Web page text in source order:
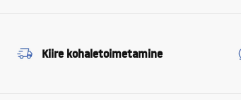
Kiire kohaletoimetamine